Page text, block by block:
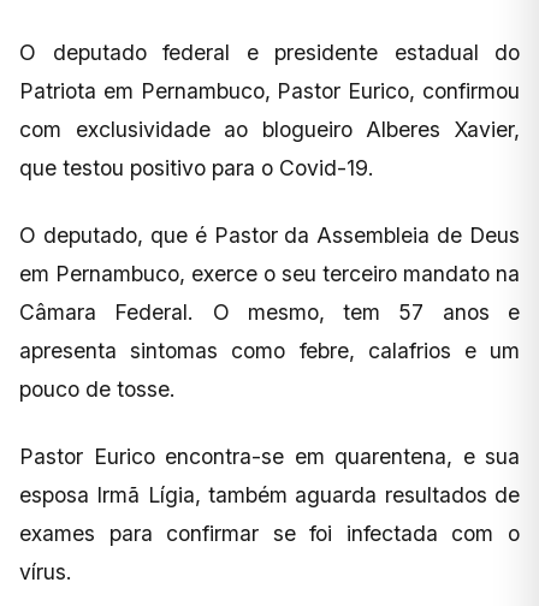
O deputado federal e presidente estadual do
Patriota em Pernambuco, Pastor Eurico, confirmou
com exclusividade ao blogueiro Alberes Xavier,
que testou positivo para o Covid-19.
O deputado, que é Pastor da Assembleia de Deus
em Pernambuco, exerce o seu terceiro mandato na
Câmara Federal. O mesmo, tem 57 anos e
apresenta sintomas como febre, calafrios e um
pouco de tosse.
Pastor Eurico encontra-se em quarentena, e sua
esposa Irmã Lígia, também aguarda resultados de
exames para confirmar se foi infectada com o
vírus.